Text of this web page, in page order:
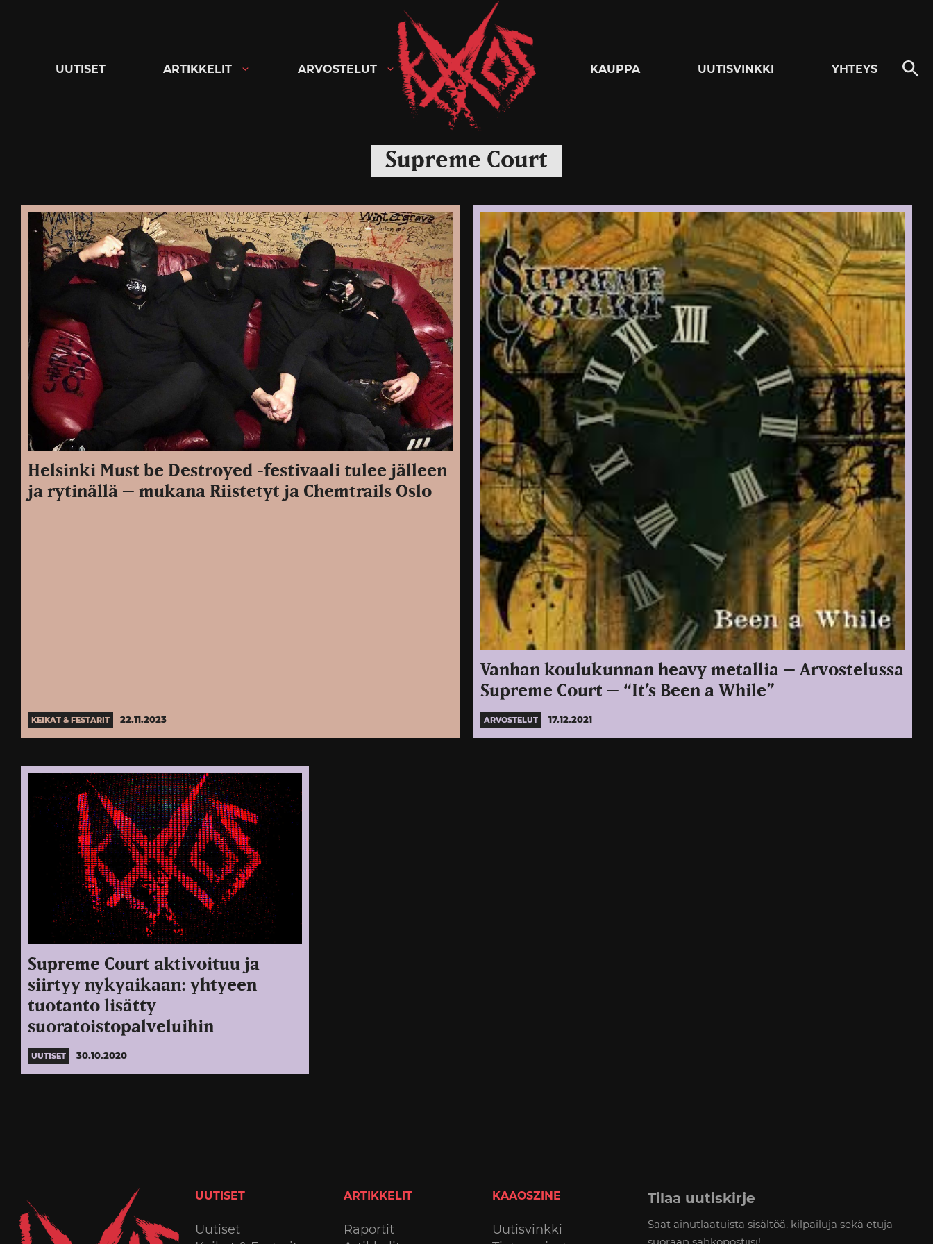
Kaaoszine
UUTISET ARTIKKELIT ARVOSTELUT KAUPPA UUTISVINKKI YHTEYS
Supreme Court
Helsinki Must be Destroyed -festivaali tulee jälleen
ja rytinällä – mukana Riistetyt ja Chemtrails Oslo
KEIKAT & FESTARIT 22.11.2023
Vanhan koulukunnan heavy metallia – Arvostelussa
Supreme Court – “It’s Been a While”
ARVOSTELUT 17.12.2021
Supreme Court aktivoituu ja
siirtyy nykyaikaan: yhtyeen
tuotanto lisätty
suoratoistopalveluihin
UUTISET 30.10.2020
UUTISET
Uutiset
ARTIKKELIT
Raportit
KAAOSZINE
Uutisvinkki
Tilaa uutiskirje
Saat ainutlaatuista sisältöä, kilpailuja sekä etuja